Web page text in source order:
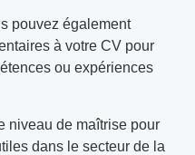
pouvez également
à votre CV pour
ou expériences
niveau de maîtrise pour
dans le secteur de la